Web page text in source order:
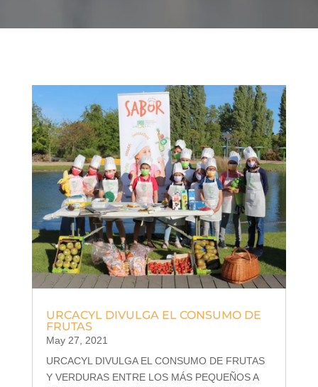
URCACYL DIVULGA EL CONSUMO DE
FRUTAS
May 27, 2021
URCACYL DIVULGA EL CONSUMO DE FRUTAS
Y VERDURAS ENTRE LOS MÁS PEQUEÑOS A